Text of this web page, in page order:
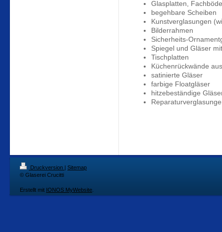
Glasplatten,
begehbare Scheiben
Kunstverglasungen
Bilderrahmen
Sicherheits-
Spiegel und Gläser
Tischplatten
Küchenrückwände
satinierte Gläser
farbige Floatgläser
hitzebeständige
Druckversion | Sitemap
© Glaserei Crucitti
Erstellt mit IONOS MyWebsite